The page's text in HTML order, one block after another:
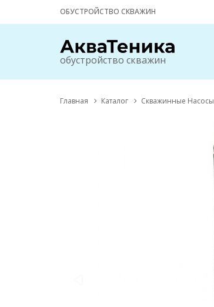
ОБУСТРОЙСТВО СКВАЖИН
обустройство скважин
Главная Каталог Скважинные Насосы